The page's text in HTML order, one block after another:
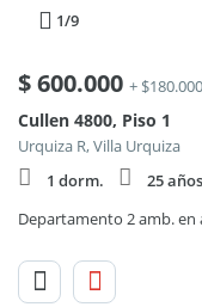
1/9
$600.000 +
Cullen 4800, Piso 1
Urquiza R, Villa Urquiza
1 dorm.
25 años
Departamento 2 amb. en